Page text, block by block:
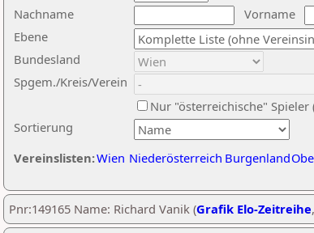
Nachname
Vorname
Ebene
Sortierung
Bundesland
Spgem./Kreis/Verein
Nur "österreichische" Spieler
Vereinslisten:Wien Niederösterreich Burgenland
Pnr:149165 Name: Richard Vanik (Grafik Elo-Zeitreihe,